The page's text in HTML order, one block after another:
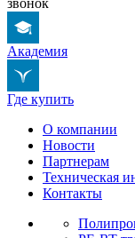
Академия
Где купить
О компании
Новости
Партнерам
Техническая
Контакты